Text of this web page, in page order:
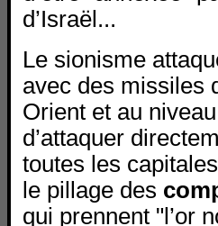
d’Israël...
Le sionisme
avec des missiles
Orient et au
d’attaquer
toutes les
le pillage des
qui prennent "l’or